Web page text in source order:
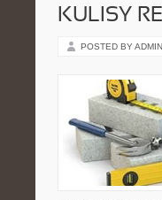
KULISY
POSTED BY ADMIN